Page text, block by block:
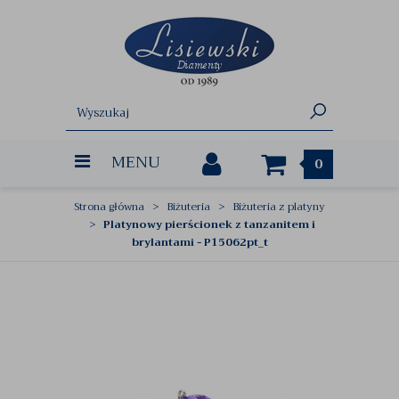
MENU 0
Strona główna Biżuteria
Biżuteria z platyny
Platynowy pierścionek z tanzanitem i
brylantami - P15062pt_t